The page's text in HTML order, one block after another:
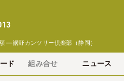
―裾野カンツリー倶楽部（静岡）
ド 組み合せ ニュース